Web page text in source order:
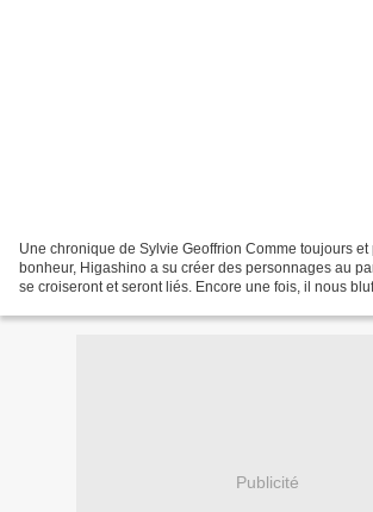
Une chronique de Sylvie Geoffrion Comme toujours
bonheur, Higashino a su créer des personnages au
se croiseront et seront liés. Encore une fois, il nous
Publicité